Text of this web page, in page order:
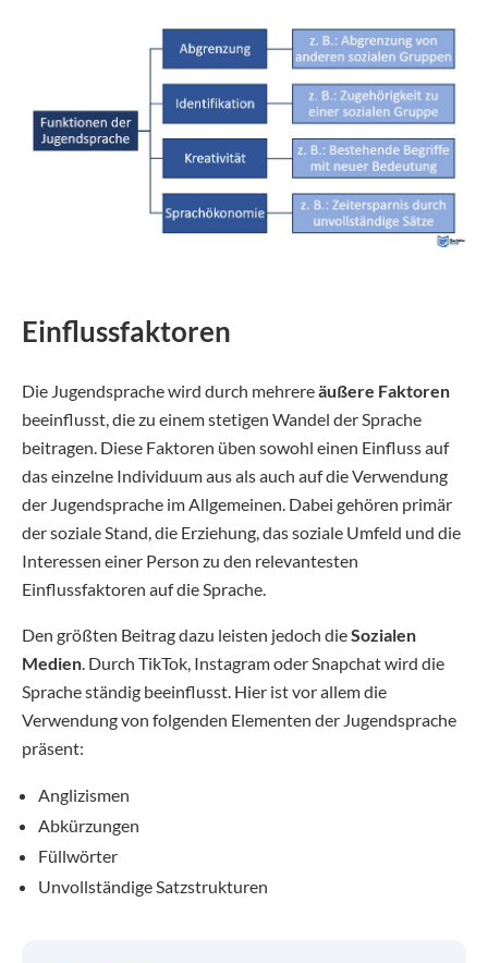
Einflussfaktoren
Die Jugendsprache wird durch mehrereäußere Faktoren
beeinflusst, die zu einem stetigen Wandel der Sprache
beitragen. Diese Faktoren üben sowohl einen Einfluss auf
das einzelne Individuum aus als auch auf die Verwendung
der Jugendsprache im Allgemeinen. Dabei gehören primär
der soziale Stand, die Erziehung, das soziale Umfeld und die
Interessen einer Person zu den relevantesten
Einflussfaktoren auf die Sprache.
Den größten Beitrag dazu leisten jedoch dieSozialen
Medien . Durch TikTok, Instagram oder Snapchat wird die
Sprache ständig beeinflusst. Hier ist vor allem die
Verwendung von folgenden Elementen der Jugendsprache
präsent:
Anglizismen
Abkürzungen
Füllwörter
Unvollständige Satzstrukturen